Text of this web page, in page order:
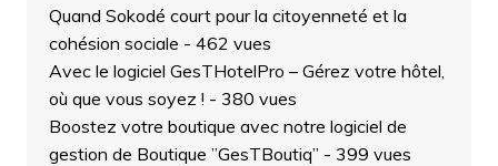
Quand Sokodé court pour la citoyenneté et la
cohésion sociale - 462 vues
Avec le logiciel GesTHotelPro – Gérez votre hôtel,
où que vous soyez ! - 380 vues
Boostez votre boutique avec notre logiciel de
gestion de Boutique ”GesTBoutiq” - 399 vues